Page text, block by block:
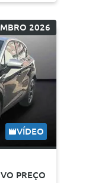
2026
VÍDEO
PREÇO